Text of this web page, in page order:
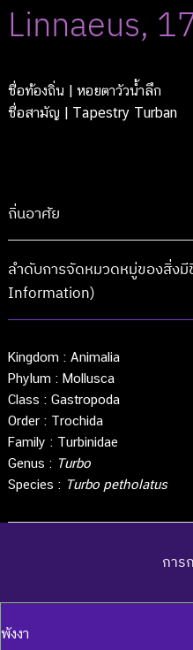
Linnaeus,
ชื่อท้องถิ่น | หอยตาวัวน้ำลึก
ชื่อสามัญ | Tapestry Turban
ถิ่นอาศัย
ลำดับการจัดหมวดหมู่ของสิ่ง
Information)
Kingdom : Animalia
Phylum : Mollusca
Class :Gastropoda
Order : Trochida
Family :Turbinidae
Genus : Turbo
Species : Turbo petholatus
การ
พังงา